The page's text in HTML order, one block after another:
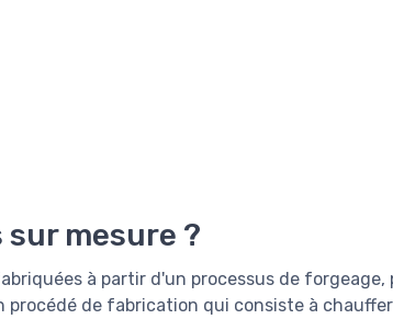
mesure ?
à partir d'un processus de
de fabrication qui consiste à